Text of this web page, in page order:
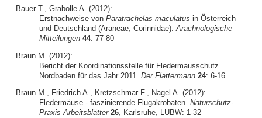
Bauer T., Grabolle A. (2012):
Erstnachweise von Paratrachelas maculatus in Österreich
und Deutschland (Araneae, Corinnidae). Arachnologische
Mitteilungen 44: 77-80
Braun M. (2012):
Bericht der Koordinationsstelle für Fledermausschutz
Nordbaden für das Jahr 2011. Der Flattermann 24: 6-16
Braun M., Friedrich A., Kretzschmar F., Nagel A. (2012):
Fledermäuse - faszinierende Flugakrobaten. Naturschutz-
Praxis Arbeitsblätter 26, Karlsruhe, LUBW: 1-32